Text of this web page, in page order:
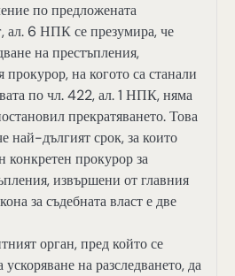
по предложената
ал. 6 НПК се презумира, че
на престъпления,
на когото са станали
по чл. 422, ал. 1 НПК, няма
прекратяването. Това
най-дългият срок, за които
конкретен прокурор за
извършени от главния
за съдебната власт е две
орган, пред който се
ускоряване на разследването, да